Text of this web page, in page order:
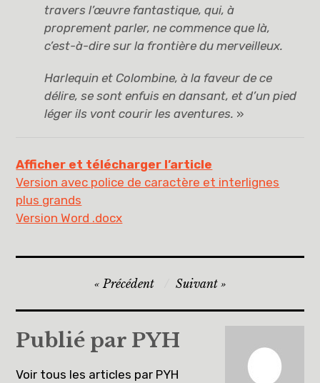
travers l’œuvre fantastique, qui, à
proprement parler, ne commence que là,
c’est-à-dire sur la frontière du merveilleux.
Harlequin et Colombine, à la faveur de ce
délire, se sont enfuis en dansant, et d’un pied
léger ils vont courir les aventures. »
Afficher et télécharger l’article
Version avec police de caractère et interlignes
plus grands
Version Word .docx
Navigation
de
l’article
Précédent Suivant
Publié par PYH
Voir tous les articles par PYH